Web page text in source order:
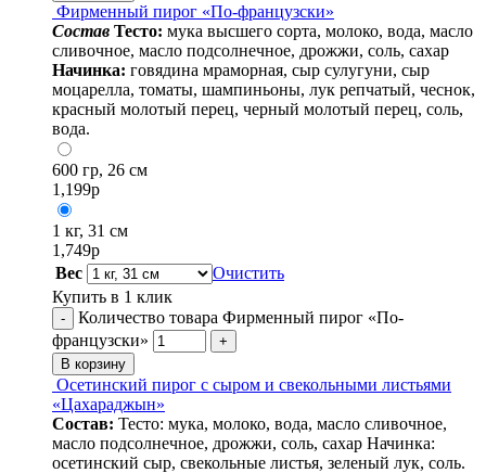
Фирменный пирог «По-французски»
Cостав Тесто: мука высшего сорта, молоко, вода, масло
сливочное, масло подсолнечное, дрожжи, соль, сахар
Начинка: говядина мраморная, сыр сулугуни, сыр
моцарелла, томаты, шампиньоны, лук репчатый, чеснок,
красный молотый перец, черный молотый перец, соль,
вода.
600 гр, 26 см
1,199р
1 кг, 31 см
1,749р
Вес
Очистить
Купить в 1 клик
-
Количество товара Фирменный пирог «По-
французски»
+
В корзину
Осетинский пирог с сыром и свекольными листьями
«Цахараджын»
Состав: Тесто: мука, молоко, вода, масло сливочное,
масло подсолнечное, дрожжи, соль, сахар Начинка:
осетинский сыр, свекольные листья, зеленый лук, соль.